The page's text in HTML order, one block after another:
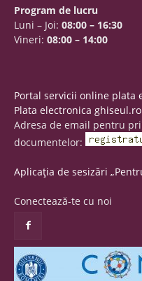
Program de lucru
Luni – Joi: 08:00 – 16:30
Vineri: 08:00 – 14:00
Portal servicii online plata
Plata electronica ghiseul.ro
Adresa de email pentru
documentelor:
Aplicația de sesizări
Conectează-te cu noi